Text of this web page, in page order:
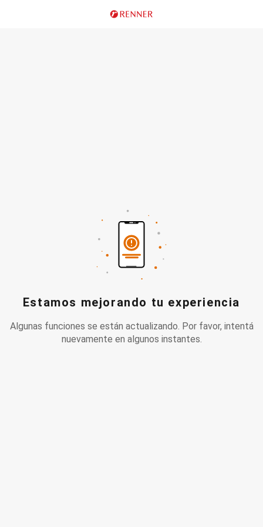
Estamos mejorando tu experiencia
Algunas funciones se están actualizando. Por favor, intentá
nuevamente en algunos instantes.